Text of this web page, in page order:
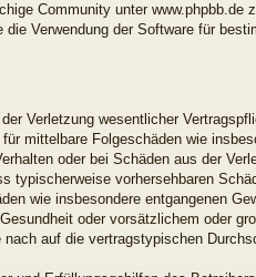
Community unter www.phpbb.de
Verwendung der Software für
Verletzung wesentlicher
mittelbare Folgeschäden wie
oder bei Schäden aus der
vorhersehbaren
wie insbesondere entgangenen
oder vorsätzlichem oder
auf die vertragstypischen